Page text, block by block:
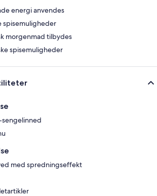
energi anvendes
spisemuligheder
morgenmad tilbydes
spisemuligheder
sengelinned
med spredningseffekt